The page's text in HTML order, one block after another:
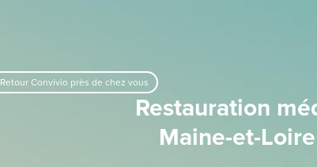
Retour Convivio près de chez vous
Restauration
Maine-et-